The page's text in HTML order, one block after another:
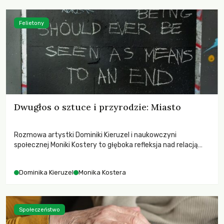
Dwugłos o sztuce i przyrodzie: Miasto
Rozmowa artystki Dominiki Kieruzel i naukowczyni
społecznej Moniki Kostery to głęboka refleksja nad relacją
Dominika Kieruzel Monika Kostera
Felietony
Społeczeństwo